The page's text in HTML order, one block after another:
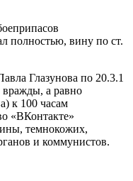
полностью, вину по ст.
Глазунова по 20.3.1
а равно
к 100 часам
«ВКонтакте»
темнокожих,
и коммунистов.